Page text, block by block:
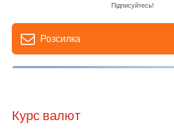
Підписуйтесь!
Розсилка
Курс валют